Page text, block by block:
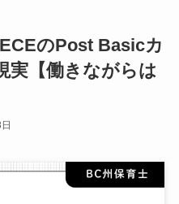
のPost Basicカ
実【働きながらは